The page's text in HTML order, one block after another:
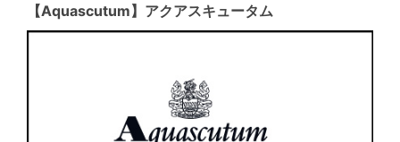
【Aquascutum】アクアスキュータム